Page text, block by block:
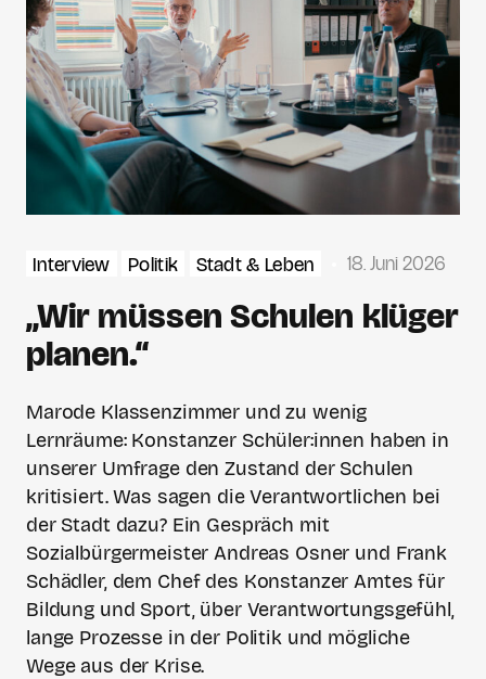
Interview Politik Stadt & Leben 18. Juni 2026
„Wir müssen Schulen klüger
planen.“
Marode Klassenzimmer und zu wenig
Lernräume: Konstanzer Schüler:innen haben in
unserer Umfrage den Zustand der Schulen
kritisiert. Was sagen die Verantwortlichen bei
der Stadt dazu? Ein Gespräch mit
Sozialbürgermeister Andreas Osner und Frank
Schädler, dem Chef des Konstanzer Amtes für
Bildung und Sport, über Verantwortungsgefühl,
lange Prozesse in der Politik und mögliche
Wege aus der Krise.